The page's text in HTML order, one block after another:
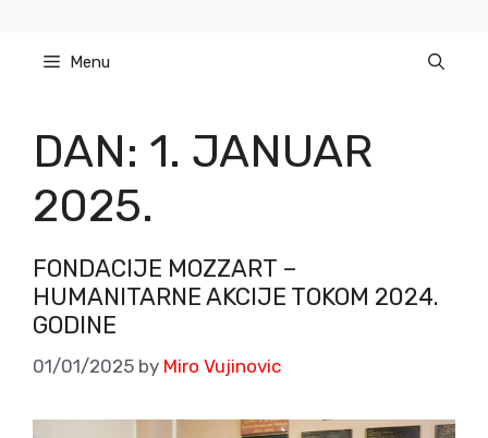
content Menu
DAN: 1. JANUAR
2025.
FONDACIJE MOZZART –
HUMANITARNE AKCIJE TOKOM 2024.
GODINE
01/01/2025 by Miro Vujinovic